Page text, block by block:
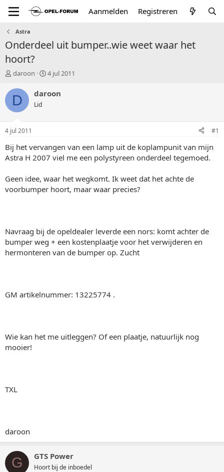
Aanmelden Registreren
Astra
Onderdeel uit bumper..wie weet waar het
hoort?
T
p
a
r
t
e
daroon
S
a
u
m
4 jul 2011
D daroon
Lid
4 jul 2011 #1
Bij het vervangen van een lamp uit de koplampunit van mijn
Astra H 2007 viel me een polystyreen onderdeel tegemoed.
Geen idee, waar het wegkomt. Ik weet dat het achte de
voorbumper hoort, maar waar precies?
Navraag bij de opeldealer leverde een nors: komt achter de
bumper weg + een kostenplaatje voor het verwijderen en
hermonteren van de bumper op. Zucht
GM artikelnummer: 13225774 .
Wie kan het me uitleggen? Of een plaatje, natuurlijk nog
mooier!
TXL
daroon
G GTS Power
Hoort bij de inboedel